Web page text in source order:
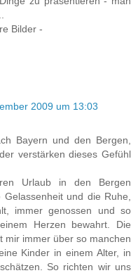
Bilder -
2009 um 13:03
Bayern und den Bergen,
verstärken dieses Gefühl
Urlaub in den Bergen
und die Ruhe,
immer genossen und so
Herzen bewahrt. Die
mir immer über so manchen
Kinder in einem Alter, in
So richten wir uns